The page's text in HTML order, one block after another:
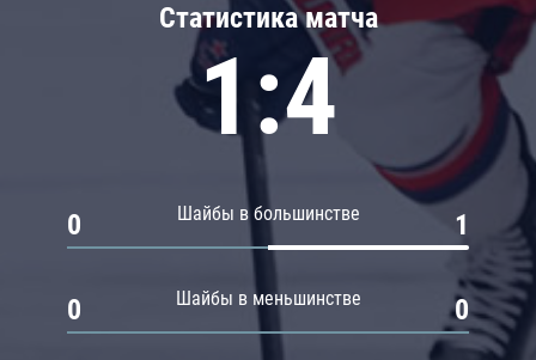
Статистика матча
1:4
Шайбы в большинстве
0 1
Шайбы в меньшинстве
0 0